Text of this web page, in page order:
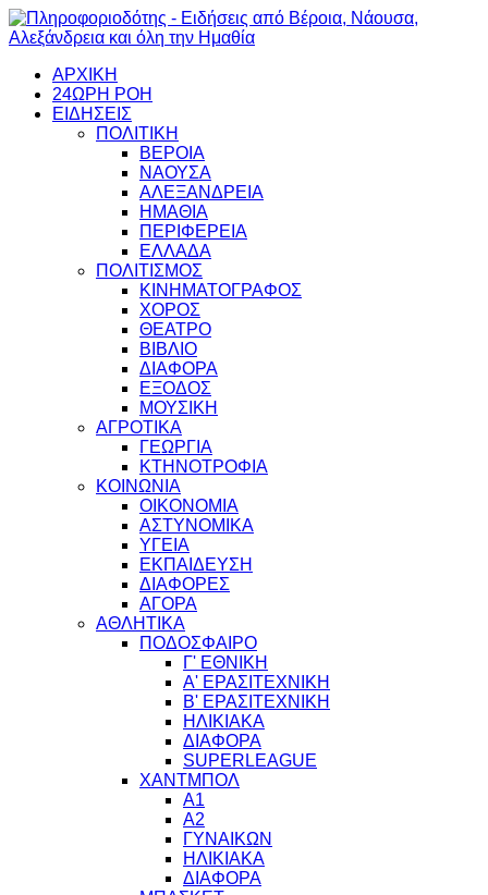
ΑΡΧΙΚΗ
24ΩΡΗ ΡΟΗ
ΕΙΔΗΣΕΙΣ
ΠΟΛΙΤΙΚΗ
ΒΕΡΟΙΑ
ΝΑΟΥΣΑ
ΑΛΕΞΑΝΔΡΕΙΑ
ΗΜΑΘΙΑ
ΠΕΡΙΦΕΡΕΙΑ
ΕΛΛΑΔΑ
ΠΟΛΙΤΙΣΜΟΣ
ΚΙΝΗΜΑΤΟΓΡΑΦΟΣ
ΧΟΡΟΣ
ΘΕΑΤΡΟ
ΒΙΒΛΙΟ
ΔΙΑΦΟΡΑ
ΕΞΟΔΟΣ
ΜΟΥΣΙΚΗ
ΑΓΡΟΤΙΚΑ
ΓΕΩΡΓΙΑ
ΚΤΗΝΟΤΡΟΦΙΑ
ΚΟΙΝΩΝΙΑ
ΟΙΚΟΝΟΜΙΑ
ΑΣΤΥΝΟΜΙΚΑ
ΥΓΕΙΑ
ΕΚΠΑΙΔΕΥΣΗ
ΔΙΑΦΟΡΕΣ
ΑΓΟΡΑ
ΑΘΛΗΤΙΚΑ
ΠΟΔΟΣΦΑΙΡΟ
Γ' ΕΘΝΙΚΗ
Α' ΕΡΑΣΙΤΕΧΝΙΚΗ
Β' ΕΡΑΣΙΤΕΧΝΙΚΗ
ΗΛΙΚΙΑΚΑ
ΔΙΑΦΟΡΑ
SUPERLEAGUE
ΧΑΝΤΜΠΟΛ
Α1
Α2
ΓΥΝΑΙΚΩΝ
ΗΛΙΚΙΑΚΑ
ΔΙΑΦΟΡΑ